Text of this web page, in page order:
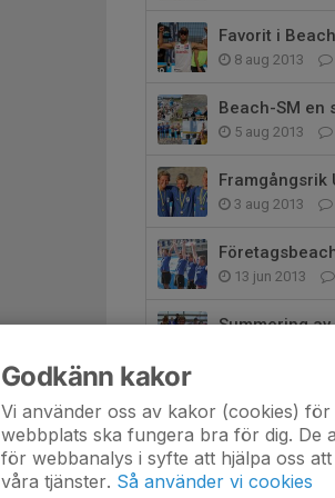
Favorit i
8 aug 2013
Beach-SM en
5 aug 2013
Framgångsrik
3 aug 2013
13 jun 2013
Summering
28 jul 2010
Godkänn kakor
Vi använder oss av kakor (cookies)
webbplats ska fungera bra för dig. De
för webbanalys i syfte att hjälpa oss
våra tjänster. Så använder vi cookies